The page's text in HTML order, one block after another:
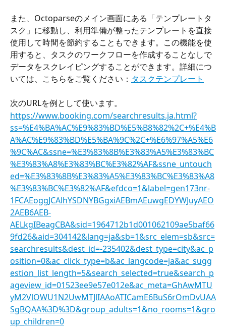
また、Octoparseのメイン画面にある「テンプレートタ
スク」に移動し、利用準備が整ったテンプレートを直接
使用して時間を節約することもできます。この機能を使
用すると、タスクのワークフローを作成することなしで
データをスクレイピングすることができます。詳細につ
いては、こちらをご覧ください： タスクテンプレート
次のURLを例として使います。
https://www.booking.com/searchresults.ja.html?
ss=%E4%BA%AC%E9%83%BD%E5%B8%82%2C+%E4%B
A%AC%E9%83%BD%E5%BA%9C%2C+%E6%97%A5%E6
%9C%AC&ssne=%E3%83%8B%E3%83%A5%E3%83%BC
%E3%83%A8%E3%83%BC%E3%82%AF&ssne_untouch
ed=%E3%83%8B%E3%83%A5%E3%83%BC%E3%83%A8
%E3%83%BC%E3%82%AF&efdco=1&label=gen173nr-
1FCAEoggJCAlhYSDNYBGgxiAEBmAEuwgEDYWJuyAEO
2AEB6AEB-
AELkgIBeagCBA&sid=1964712b1d001062109ae5baf66
9fd26&aid=304142&lang=ja&sb=1&src_elem=sb&src=
searchresults&dest_id=-235402&dest_type=city&ac_p
osition=0&ac_click_type=b&ac_langcode=ja&ac_sugg
estion_list_length=5&search_selected=true&search_p
ageview_id=01523ee9e57e012e&ac_meta=GhAwMTU
yM2VlOWU1N2UwMTJlIAAoATICamE6BuS6rOmDvUAA
SgBQAA%3D%3D&group_adults=1&no_rooms=1&gro
up_children=0